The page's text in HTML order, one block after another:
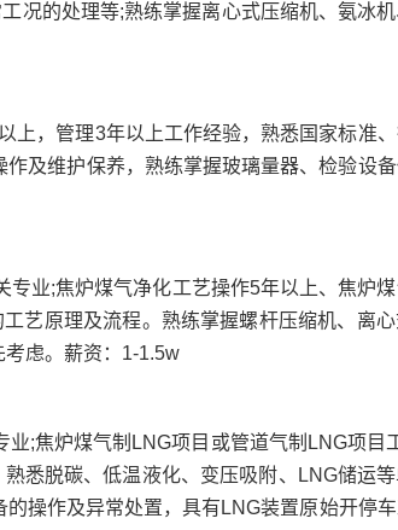
况的处理等;熟练掌握离心式压缩机、氨冰
上，管理3年以上工作经验，熟悉国家标准
及维护保养，熟练掌握玻璃量器、检验设备
业;焦炉煤气净化工艺操作5年以上、焦炉
艺原理及流程。熟练掌握螺杆压缩机、离
虑。薪资：1-1.5w
;焦炉煤气制LNG项目或管道气制LNG项目
悉脱碳、低温液化、变压吸附、LNG储运
操作及异常处置，具有LNG装置原始开停